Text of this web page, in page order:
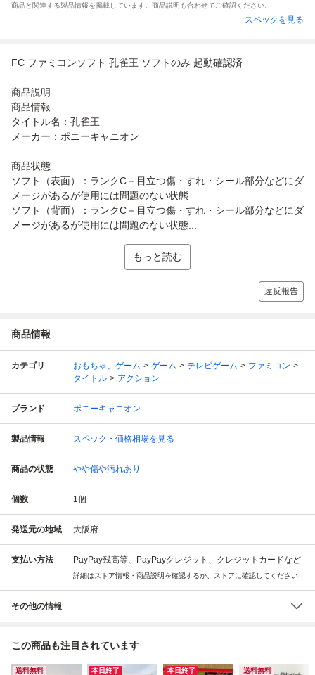
商品と関連する製品情報を掲載しています。商品説明も合わせてご確認ください。
スペックを見る
FC ファミコンソフト 孔雀王 ソフトのみ 起動確認済
商品説明
商品情報
タイトル名：孔雀王
メーカー：ポニーキャニオン
商品状態
ソフト（表面）：ランクC－目立つ傷・すれ・シール部分などにダ
メージがあるが使用には問題のない状態
ソフト（背面）：ランクC－目立つ傷・すれ・シール部分などにダ
メージがあるが使用には問題のない状態...
もっと読む
違反報告
商品情報
カテゴリ おもちゃ、ゲーム ゲーム テレビゲーム
ファミコン
タイトル
アクション
ブランド ポニーキャニオン
製品情報 スペック・価格相場を見る
商品の状態 やや傷や汚れあり
個数 1個
発送元の地域 大阪府
支払い方法 PayPay残高等、PayPayクレジット、クレジットカードなど
詳細はストア情報・商品説明を確認するか、ストアに確認してください
その他の情報
この商品も注目されています
送料無料 本日終了 本日終了 送料無料